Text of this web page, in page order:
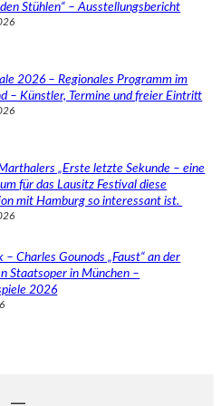
Stühlen“ – Ausstellungsbericht
2026 – Regionales Programm im
– Künstler, Termine und freier Eintritt
„Erste letzte Sekunde – eine
für das Lausitz Festival diese
mit Hamburg so interessant ist.
Charles Gounods „Faust“ an der
Staatsoper in München –
2026